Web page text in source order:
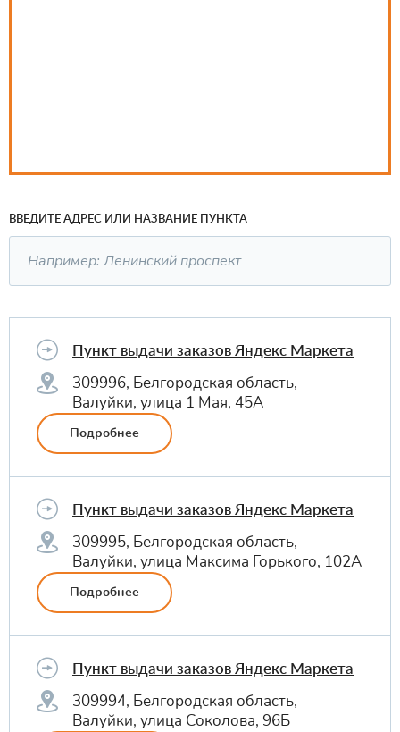
ВВЕДИТЕ АДРЕС ИЛИ НАЗВАНИЕ ПУНКТА
Пункт выдачи заказов Яндекс Маркета
309996, Белгородская область,
Валуйки, улица 1 Мая, 45А
Подробнее
Пункт выдачи заказов Яндекс Маркета
309995, Белгородская область,
Валуйки, улица Максима Горького, 102А
Подробнее
Пункт выдачи заказов Яндекс Маркета
309994, Белгородская область,
Валуйки, улица Соколова, 96Б